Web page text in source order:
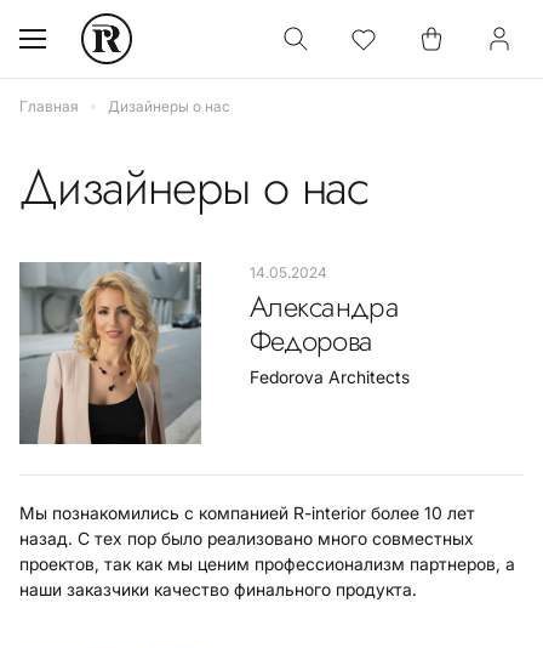
Главная Дизайнеры о нас
Дизайнеры о нас
14.05.2024
Александра
Федорова
Fedorova Architects
Мы познакомились с компанией R-interior более 10 лет
назад. С тех пор было реализовано много совместных
проектов, так как мы ценим профессионализм партнеров, а
наши заказчики качество финального продукта.